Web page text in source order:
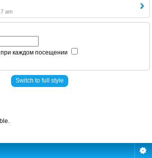
am
при каждом посещении
Switch to full style